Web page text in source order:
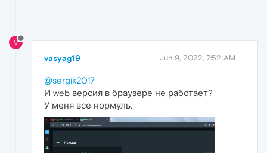
V
vasyag19 Jun 9, 2022, 7:52 AM
@sergik2017
И web версия в браузере не работает?
У меня все нормуль.